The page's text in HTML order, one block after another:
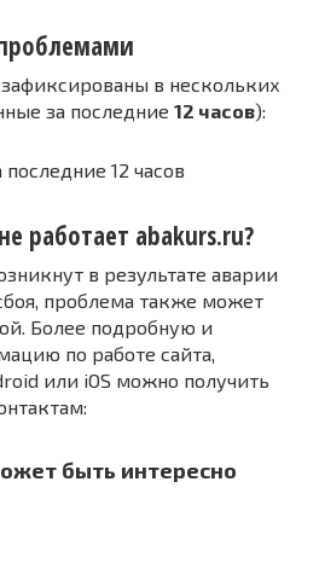
в нескольких
за последние 12 часов):
12 часов
работает abakurs.ru?
в результате аварии
проблема также может
Более подробную и
по работе сайта,
или iOS можно получить
быть интересно